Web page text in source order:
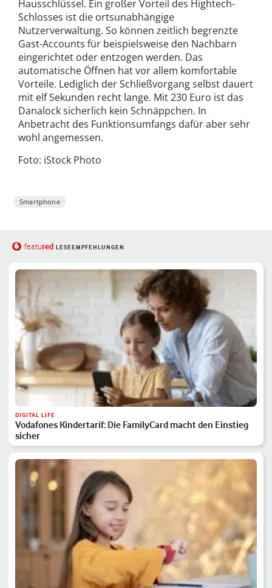
Hausschlüssel. Ein großer Vorteil des Hightech-
Schlosses ist die ortsunabhängige
Nutzerverwaltung. So können zeitlich begrenzte
Gast-Accounts für beispielsweise den Nachbarn
eingerichtet oder entzogen werden. Das
automatische Öffnen hat vor allem komfortable
Vorteile. Lediglich der Schließvorgang selbst dauert
mit elf Sekunden recht lange. Mit 230 Euro ist das
Danalock sicherlich kein Schnäppchen. In
Anbetracht des Funktionsumfangs dafür aber sehr
wohl angemessen.
Foto: iStock Photo
Smartphone
featured LESEEMPFEHLUNGEN
DIGITAL LIFE
Vodafones Kindertarif: Die FamilyCard macht den Einstieg
sicher